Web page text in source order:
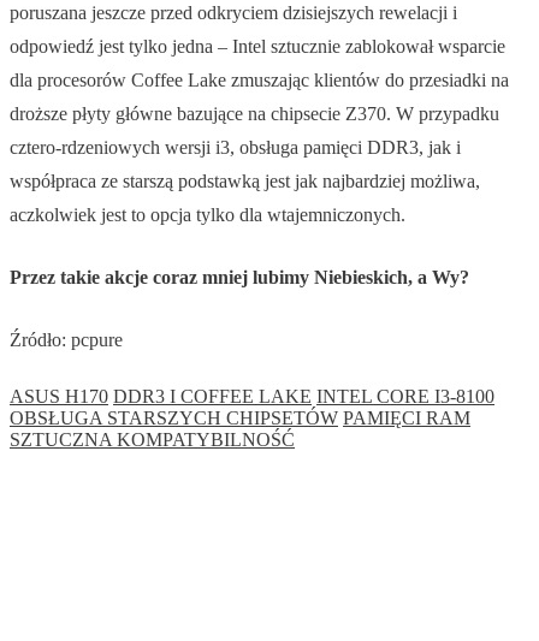
poruszana jeszcze przed odkryciem dzisiejszych rewelacji i
odpowiedź jest tylko jedna – Intel sztucznie zablokował wsparcie
dla procesorów Coffee Lake zmuszając klientów do przesiadki na
droższe płyty główne bazujące na chipsecie Z370. W przypadku
cztero-rdzeniowych wersji i3, obsługa pamięci DDR3, jak i
współpraca ze starszą podstawką jest jak najbardziej możliwa,
aczkolwiek jest to opcja tylko dla wtajemniczonych.
Przez takie akcje coraz mniej lubimy Niebieskich, a Wy?
Źródło: pcpure
ASUS H170 DDR3 I COFFEE LAKE INTEL CORE I3-8100
OBSŁUGA STARSZYCH CHIPSETÓW PAMIĘCI RAM
SZTUCZNA KOMPATYBILNOŚĆ